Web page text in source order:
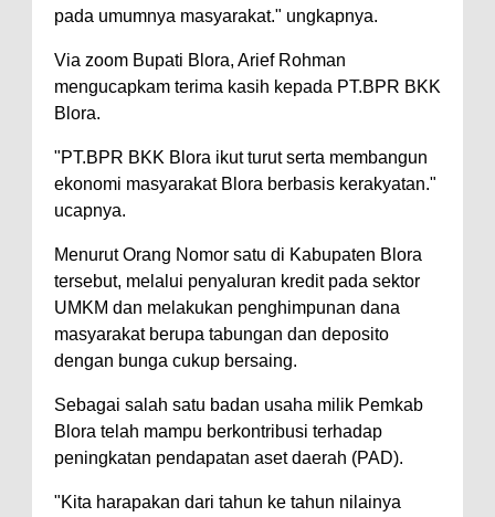
pada umumnya masyarakat." ungkapnya.
Via zoom Bupati Blora, Arief Rohman
mengucapkam terima kasih kepada PT.BPR BKK
Blora.
"PT.BPR BKK Blora ikut turut serta membangun
ekonomi masyarakat Blora berbasis kerakyatan."
ucapnya.
Menurut Orang Nomor satu di Kabupaten Blora
tersebut, melalui penyaluran kredit pada sektor
UMKM dan melakukan penghimpunan dana
masyarakat berupa tabungan dan deposito
dengan bunga cukup bersaing.
Sebagai salah satu badan usaha milik Pemkab
Blora telah mampu berkontribusi terhadap
peningkatan pendapatan aset daerah (PAD).
"Kita harapakan dari tahun ke tahun nilainya